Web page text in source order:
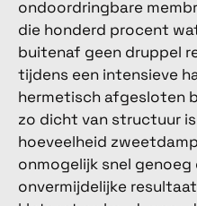
ondoordringbare
die honderd procent
buitenaf geen druppel
tijdens een intensieve
hermetisch afgesloten
zo dicht van structuur
hoeveelheid
onmogelijk snel
onvermijdelijke